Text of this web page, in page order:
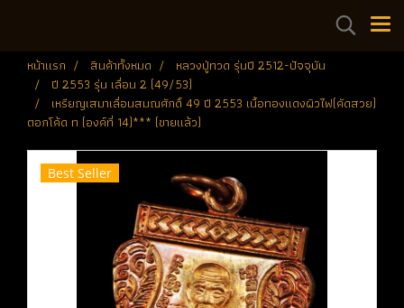
หน้าแรก สินค้าทั้งหมด
หลวงปู่ทวด รุ่นปี 2512-ปัจจุบัน
ปี 2553 รุ่น เลื่อน 2 (49/53)
เหรียญเสมาเลื่อนสมณศักดิ์ 49 ปี 2553 เนื้อทองแดงผิวไฟ(คัดสวย)
ตอกโค้ด ท (องค์ที่ 14)*** (ขายแล้ว)
Best Seller